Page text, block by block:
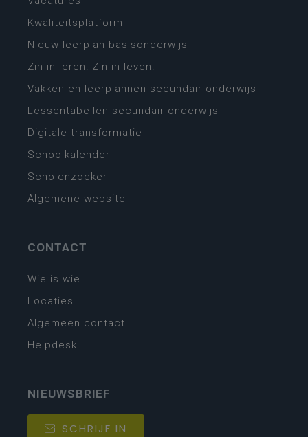
Kwaliteitsplatform
Nieuw leerplan basisonderwijs
Zin in leren! Zin in leven!
Vakken en leerplannen secundair onderwijs
Lessentabellen secundair onderwijs
Digitale transformatie
Schoolkalender
Scholenzoeker
Algemene website
CONTACT
Wie is wie
Locaties
Algemeen contact
Helpdesk
NIEUWSBRIEF
SCHRIJF IN